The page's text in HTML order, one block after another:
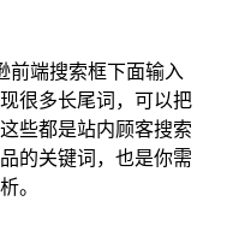
前端搜索框下面输入
很多长尾词，可以把
些都是站内顾客搜索
的关键词，也是你需
。